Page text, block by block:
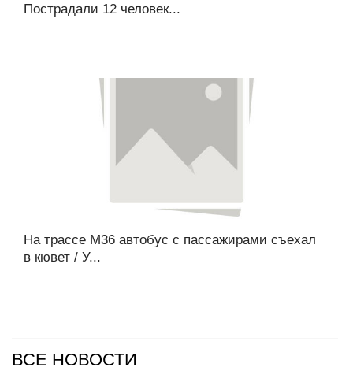
Пострадали 12 человек...
На трассе М36 автобус с пассажирами съехал
в кювет / У...
ВСЕ НОВОСТИ